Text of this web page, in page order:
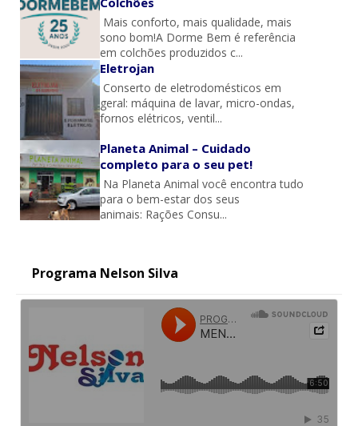
Mais conforto, mais qualidade, mais
sono bom!A Dorme Bem é referência
em colchões produzidos c...
Eletrojan
Conserto de eletrodomésticos em
geral: máquina de lavar, micro-ondas,
fornos elétricos, ventil...
Planeta Animal – Cuidado
completo para o seu pet!
Na Planeta Animal você encontra tudo
para o bem-estar dos seus
animais: Rações Consu...
Programa Nelson Silva